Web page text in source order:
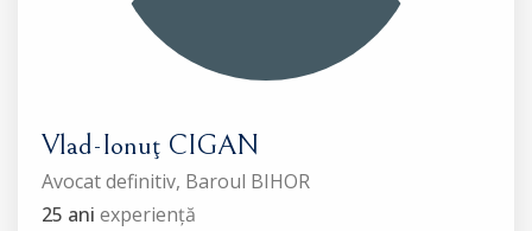
Vlad-Ionuţ CIGAN
Avocat definitiv, Baroul BIHOR
25 ani experiență